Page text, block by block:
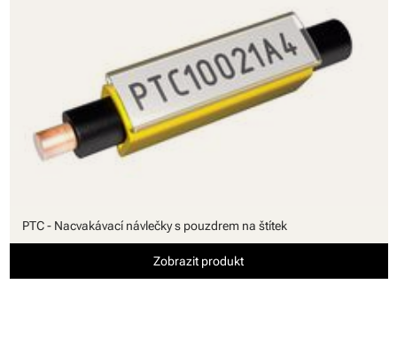
PTC - Nacvakávací návlečky s pouzdrem na štítek
Zobrazit produkt